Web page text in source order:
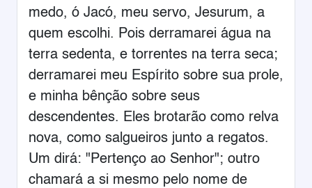
medo, ó Jacó, meu servo, Jesurum, a
quem escolhi. Pois derramarei água na
terra sedenta, e torrentes na terra seca;
derramarei meu Espírito sobre sua prole,
e minha bênção sobre seus
descendentes. Eles brotarão como relva
nova, como salgueiros junto a regatos.
Um dirá: "Pertenço ao Senhor"; outro
chamará a si mesmo pelo nome de